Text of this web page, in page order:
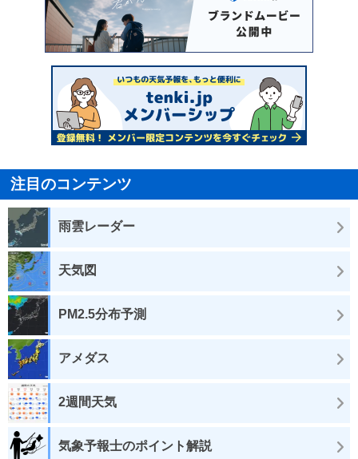
注目のコンテンツ
雨雲レーダー
天気図
PM2.5分布予測
アメダス
2週間天気
気象予報士のポイント解説